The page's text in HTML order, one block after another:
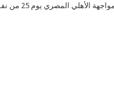
الأهلي المصري يوم 25 من نفس الشهر